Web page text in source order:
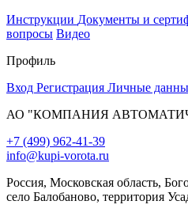
Инструкции Документы и
вопросы Видео
Профиль
Вход Регистрация Личные
АО "КОМПАНИЯ
+7 (499) 962-41-39
info@kupi-vorota.ru
Россия, Московская область,
село Балобаново, территория